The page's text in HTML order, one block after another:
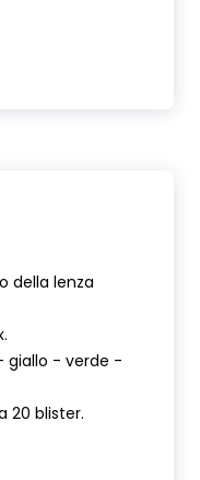
della lenza
giallo - verde -
20 blister.